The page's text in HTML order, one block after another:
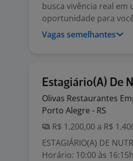
busca vivência real em
oportunidade para
Vagas semelhantes
Estagiário(A) De
Olivas Restaurantes
Porto Alegre - RS
R$ 1.200,00 a R$
ESTAGIÁRIO(A) DE
Horário: 10:00 às